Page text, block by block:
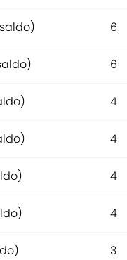
saldo) 6
6
4
4
4
4
3